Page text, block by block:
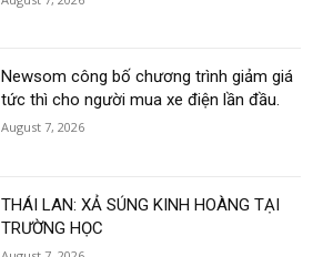
Newsom công bố chương trình giảm giá
tức thì cho người mua xe điện lần đầu.
August 7, 2026
THÁI LAN: XẢ SÚNG KINH HOÀNG TẠI
TRƯỜNG HỌC